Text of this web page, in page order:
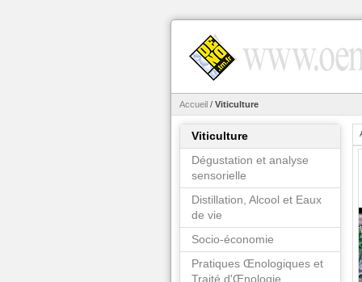
Accueil / Viticulture
Viticulture
Dégustation et analyse
sensorielle
Distillation, Alcool et Eaux
de vie
Socio-économie
Pratiques Œnologiques et
Traité d'Œnologie